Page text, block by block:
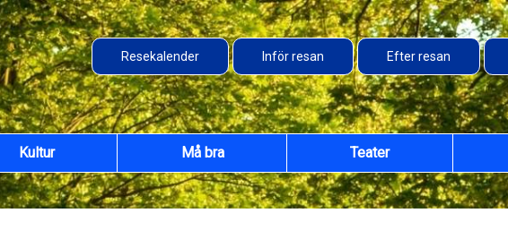
Resekalender Inför resan Efter resan
Kultur Må bra Teater